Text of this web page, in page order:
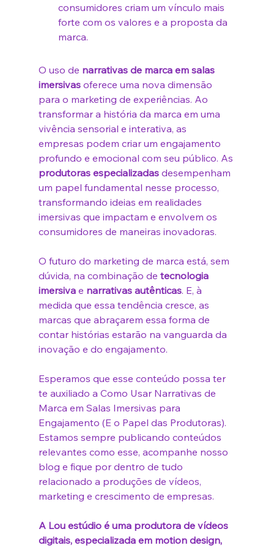
consumidores criam um vínculo mais
forte com os valores e a proposta da
marca.
O uso de narrativas de marca em salas
imersivas oferece uma nova dimensão
para o marketing de experiências. Ao
transformar a história da marca em uma
vivência sensorial e interativa, as
empresas podem criar um engajamento
profundo e emocional com seu público. As
produtoras especializadas desempenham
um papel fundamental nesse processo,
transformando ideias em realidades
imersivas que impactam e envolvem os
consumidores de maneiras inovadoras.
O futuro do marketing de marca está, sem
dúvida, na combinação de tecnologia
imersiva e narrativas autênticas. E, à
medida que essa tendência cresce, as
marcas que abraçarem essa forma de
contar histórias estarão na vanguarda da
inovação e do engajamento.
Esperamos que esse conteúdo possa ter
te auxiliado a Como Usar Narrativas de
Marca em Salas Imersivas para
Engajamento (E o Papel das Produtoras).
Estamos sempre publicando conteúdos
relevantes como esse, acompanhe nosso
blog e fique por dentro de tudo
relacionado a produções de vídeos,
marketing e crescimento de empresas.
A Lou estúdio é uma produtora de vídeos
digitais, especializada em motion design,